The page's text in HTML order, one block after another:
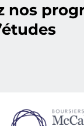
nos